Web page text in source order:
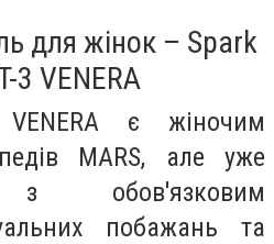
для жінок – Spark
3 VENERA
VENERA є жіночим
MARS, але уже
з обов'язковим
побажань та